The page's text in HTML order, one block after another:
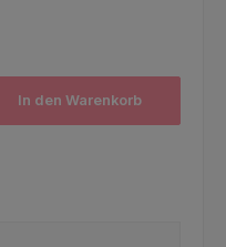
In den Warenkorb